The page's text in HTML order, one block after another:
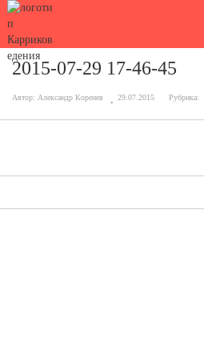
2015-07-29 17-46-45
Автор: Александр Коренев 29.07.2015 Рубрика: